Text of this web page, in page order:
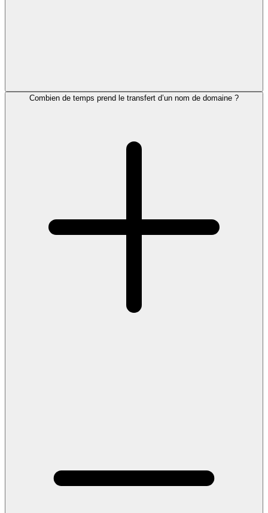
Combien de temps prend le transfert d’un nom de domaine ?